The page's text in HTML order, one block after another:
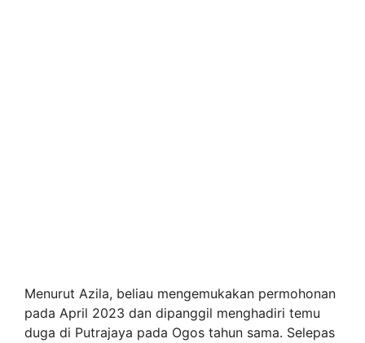
Menurut Azila, beliau mengemukakan permohonan
pada April 2023 dan dipanggil menghadiri temu
duga di Putrajaya pada Ogos tahun sama. Selepas